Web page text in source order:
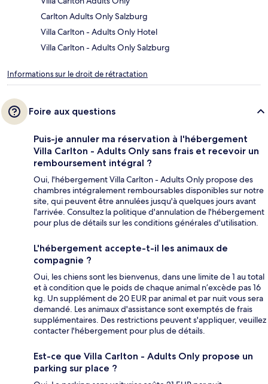
Carlton Adults Only Salzburg
Villa Carlton - Adults Only Hotel
Villa Carlton - Adults Only Salzburg
Informations sur le droit de rétractation
Foire aux questions
Puis-je annuler ma réservation à l'hébergement
Villa Carlton - Adults Only sans frais et recevoir un
remboursement intégral ?
Oui, l'hébergement Villa Carlton - Adults Only propose des
chambres intégralement remboursables disponibles sur notre
site, qui peuvent être annulées jusqu'à quelques jours avant
l'arrivée. Consultez la politique d'annulation de l'hébergement
pour plus de détails sur les conditions générales d'utilisation.
L'hébergement accepte-t-il les animaux de
compagnie ?
Oui, les chiens sont les bienvenus, dans une limite de 1 au total
et à condition que le poids de chaque animal n’excède pas 16
kg. Un supplément de 20 EUR par animal et par nuit vous sera
demandé. Les animaux d'assistance sont exemptés de frais
supplémentaires. Des restrictions peuvent s'appliquer, veuillez
contacter l'hébergement pour plus de détails.
Est-ce que Villa Carlton - Adults Only propose un
parking sur place ?